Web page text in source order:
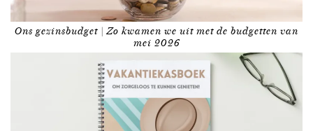
Ons gezinsbudget | Zo kwamen we uit met de budgetten van
mei 2026